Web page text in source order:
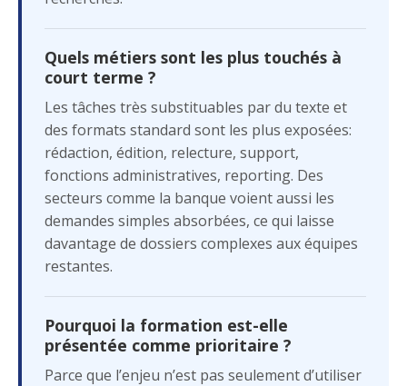
Quels métiers sont les plus touchés à
court terme ?
Les tâches très substituables par du texte et
des formats standard sont les plus exposées:
rédaction, édition, relecture, support,
fonctions administratives, reporting. Des
secteurs comme la banque voient aussi les
demandes simples absorbées, ce qui laisse
davantage de dossiers complexes aux équipes
restantes.
Pourquoi la formation est-elle
présentée comme prioritaire ?
Parce que l’enjeu n’est pas seulement d’utiliser